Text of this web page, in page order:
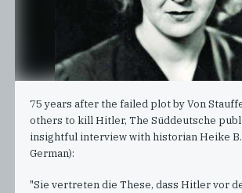
75 years after the failed plot by Von
others to kill Hitler, The Süddeutsche
insightful interview with historian Heike
German):
"Sie vertreten die These, dass Hitler vor